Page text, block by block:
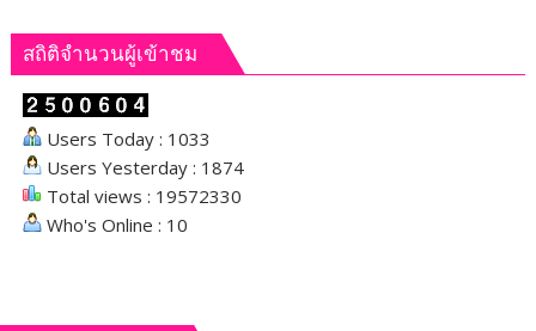
สถิติจำนวนผู้เข้าชม
Users Today : 1033
Users Yesterday : 1874
Total views : 19572330
Who's Online : 10